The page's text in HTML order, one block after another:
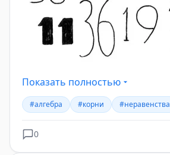
Показать полностью
#алгебра #корни #неравенства
0